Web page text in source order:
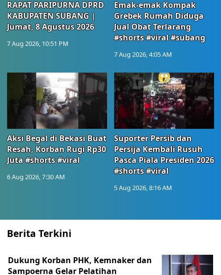
RAPAT PARIPURNA DPRD
KABUPATEN SUBANG |
Jumat, 8 Agustus 2026
7 Aug 2026, 10:51 PM
Emak-emak Kompak
Grebek Rumah Diduga
Jual Obat Terlarang
#shorts #viral #subang
7 Aug 2026, 4:05 AM
Aksi Begal di Bekasi Buat
Resah, Korban Rugi Rp30
Juta #shorts #viral
6 Aug 2026, 7:30 AM
Suporter Persib dan
Persija Kembali Rusuh
Pasca Piala Presiden 2026
#shorts #viral
5 Aug 2026, 8:16 AM
Berita Terkini
Dukung Korban PHK, Kemnaker dan
Sampoerna Gelar Pelatihan